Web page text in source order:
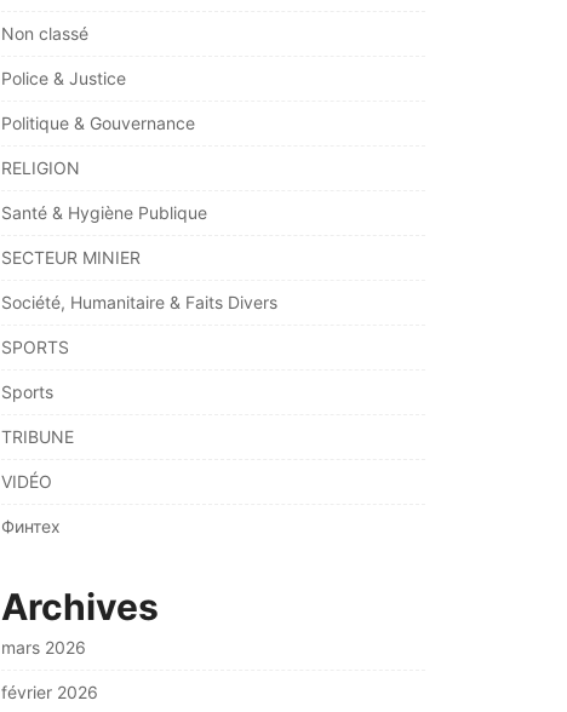
Non classé
Police & Justice
Politique & Gouvernance
RELIGION
Santé & Hygiène Publique
SECTEUR MINIER
Société, Humanitaire & Faits Divers
SPORTS
Sports
TRIBUNE
VIDÉO
Финтех
Archives
mars 2026
février 2026